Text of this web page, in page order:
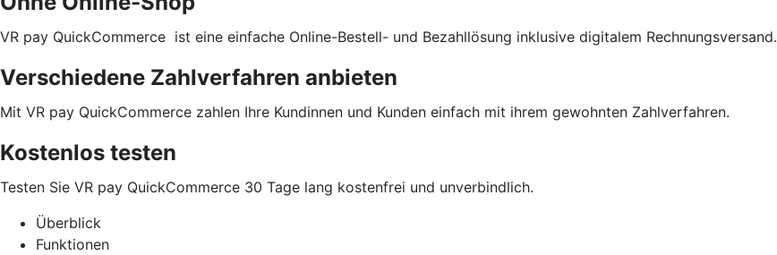
VR pay QuickCommerce ist eine einfache Online-Bestell- und Bezahllösung inklusive digitalem Rechnungsversand.
Verschiedene Zahlverfahren anbieten
Mit VR pay QuickCommerce zahlen Ihre Kundinnen und Kunden einfach mit ihrem gewohnten Zahlverfahren.
Kostenlos testen
Testen Sie VR pay QuickCommerce 30 Tage lang kostenfrei und unverbindlich.
Überblick
Funktionen